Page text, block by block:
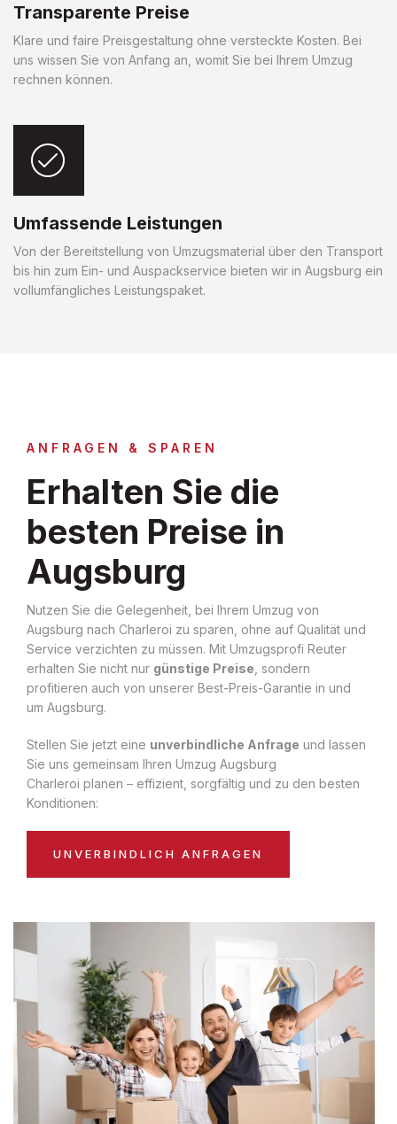
Transparente Preise
Klare und faire Preisgestaltung ohne versteckte Kosten. Bei
uns wissen Sie von Anfang an, womit Sie bei Ihrem Umzug
rechnen können.
Umfassende Leistungen
Von der Bereitstellung von Umzugsmaterial über den Transport
bis hin zum Ein- und Auspackservice bieten wir in Augsburg ein
vollumfängliches Leistungspaket.
ANFRAGEN & SPAREN
Erhalten Sie die
besten Preise in
Augsburg
Nutzen Sie die Gelegenheit, bei Ihrem Umzug von
Augsburg nach Charleroi zu sparen, ohne auf Qualität und
Service verzichten zu müssen. Mit Umzugsprofi Reuter
erhalten Sie nicht nur günstige Preise , sondern
profitieren auch von unserer Best-Preis-Garantie in und
um Augsburg.
Stellen Sie jetzt eine unverbindliche Anfrage und lassen
Sie uns gemeinsam Ihren Umzug Augsburg
Charleroi planen – effizient, sorgfältig und zu den besten
Konditionen:
UNVERBINDLICH ANFRAGEN